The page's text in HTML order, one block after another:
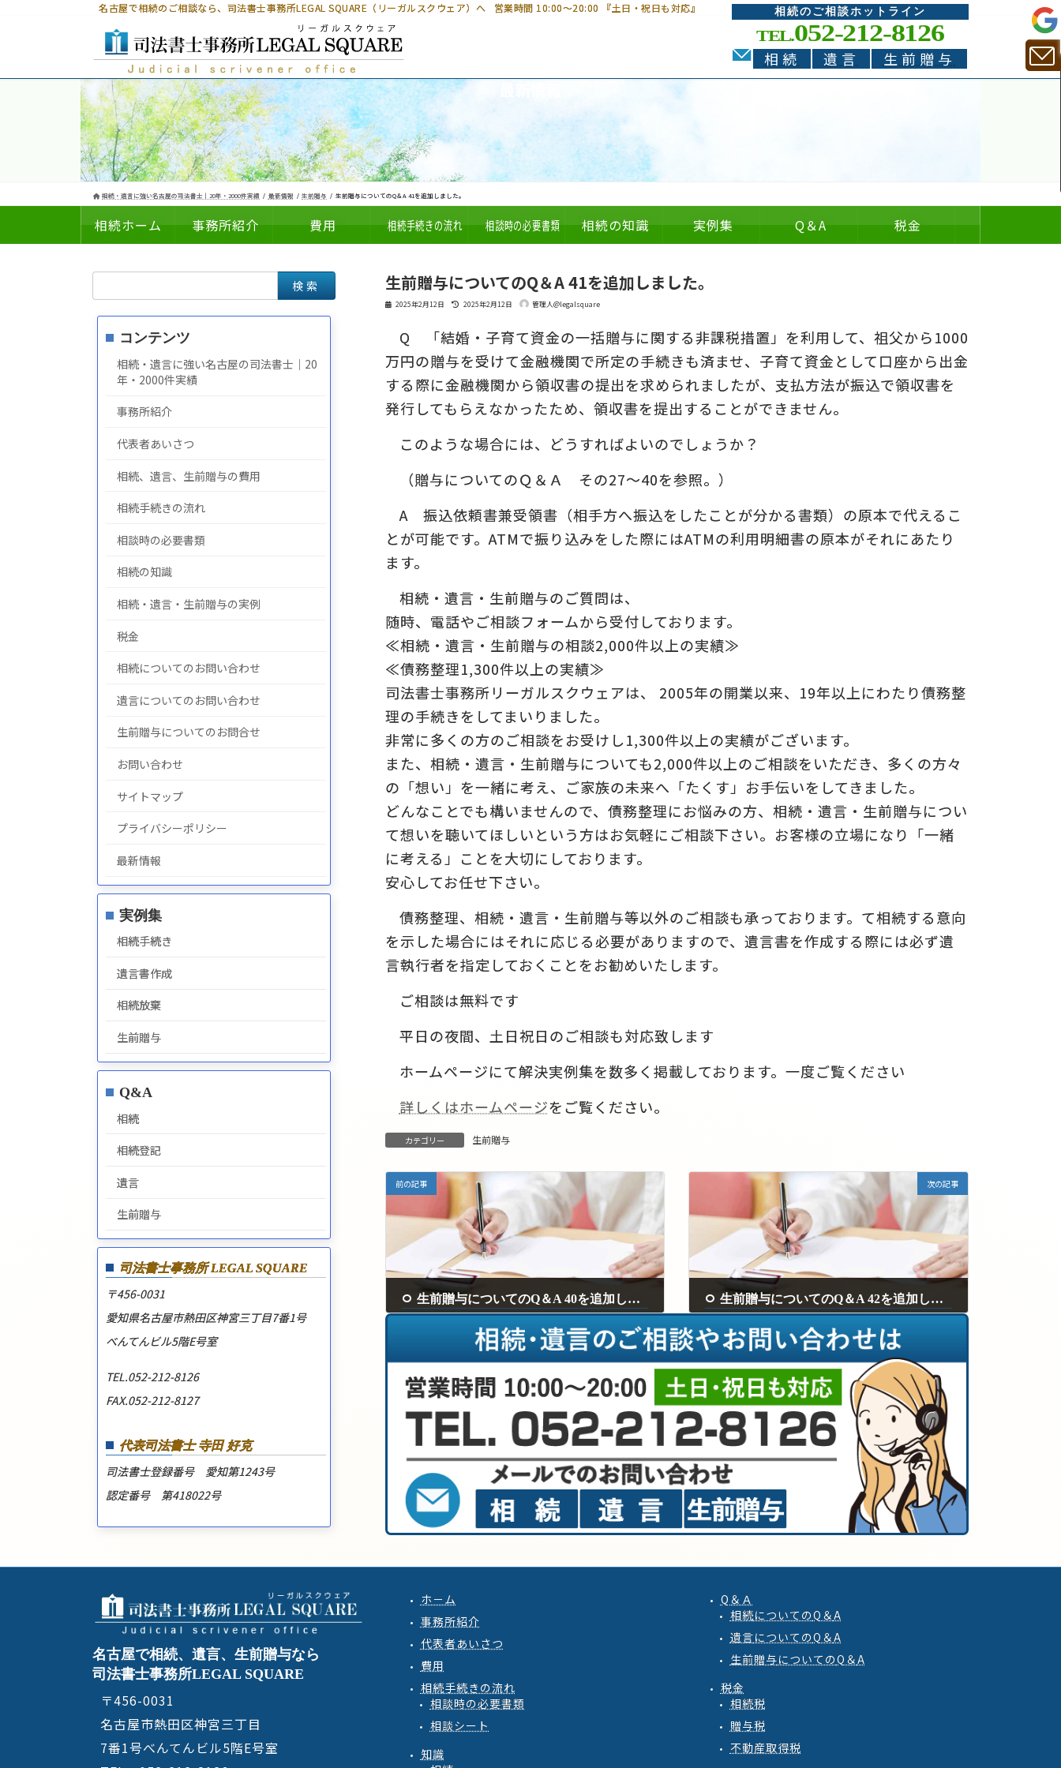
名古屋で相続のご相談なら、 司法書士事務所LEGAL SQUARE（リーガルスクウェア）へ営業時間 10:00～20:00 『土日・祝日も対応』 相続のご相談ホットライン
TEL.052-212-8126
相続 遺言 生前贈与
相続・遺言に強い名古屋の司法書士｜20年・2000件実績 最新情報 生前贈与 生前贈与についてのQ＆A 41を追加しました。
相続ホーム 事務所紹介 費用 相続手続きの流れ 相談時の必要書類 相続の知識
についての
についての
実例集
の
の
Q＆A 税金
生前贈与についてのQ＆A 41を追加しました。
2025年2月12日
最
新
日
時
:
2025年2月12日 管理人@legalsquare
Q 「結婚・子育て資金の一括贈与に関する非課税措置」を利用して、祖父から1000
万円の贈与を受けて金融機関で所定の手続きも済ませ、子育て資金として口座から出金
する際に金融機関から領収書の提出を求められましたが、支払方法が振込で領収書を
発行してもらえなかったため、領収書を提出することができません。
このような場合には、どうすればよいのでしょうか？
（贈与についてのＱ＆Ａ その27～40を参照。）
A 振込依頼書兼受領書（相手方へ振込をしたことが分かる書類）の原本で代えるこ
とが可能です。ATMで振り込みをした際にはATMの利用明細書の原本がそれにあたり
ます。
相続・遺言・生前贈与のご質問は、
随時、電話やご相談フォームから受付しております。
≪相続・遺言・生前贈与の相談2,000件以上の実績≫
≪債務整理1,300件以上の実績≫
司法書士事務所リーガルスクウェアは、 2005年の開業以来、19年以上にわたり債務整
理の手続きをしてまいりました。
非常に多くの方のご相談をお受けし1,300件以上の実績がございます。
また、相続・遺言・生前贈与についても2,000件以上のご相談をいただき、多くの方々
の「想い」を一緒に考え、ご家族の未来へ「たくす」お手伝いをしてきました。
どんなことでも構いませんので、債務整理にお悩みの方、相続・遺言・生前贈与につい
て想いを聴いてほしいという方はお気軽にご相談下さい。お客様の立場になり「一緒
に考える」ことを大切にしております。
安心してお任せ下さい。
債務整理、相続・遺言・生前贈与等以外のご相談も承っております。て相続する意向
を示した場合にはそれに応じる必要がありますので、遺言書を作成する際には必ず遺
言執行者を指定しておくことをお勧めいたします。
ご相談は無料です
平日の夜間、土日祝日のご相談も対応致します
ホームページにて解決実例集を数多く掲載しております。一度ご覧ください
詳しくはホームページをご覧ください。
カテゴリー 生前贈与
前の記事
生前贈与についてのQ＆A 40を追加しました。
次の記事
生前贈与についてのQ＆A 42を追加しました。
2025年2月14日
索:
コンテンツ
相続・遺言に強い名古屋の司法書士｜20
年・2000件実績
事務所紹介
代表者あいさつ
相続、遺言、生前贈与の費用
相続手続きの流れ
相談時の必要書類
相続の知識
相続・遺言・生前贈与の実例
税金
相続についてのお問い合わせ
遺言についてのお問い合わせ
生前贈与についてのお問合せ
お問い合わせ
サイトマップ
プライバシーポリシー
最新情報
実例集
相続手続き
遺言書作成
相続放棄
生前贈与
Q&A
相続
相続登記
遺言
生前贈与
司法書士事務所LEGAL SQUARE
〒456-0031
愛知県名古屋市熱田区神宮三丁目7番1号
べんてんビル5階E号室
TEL.052-212-8126
FAX.052-212-8127
代表司法書士 寺田 好克
司法書士登録番号 愛知第1243号
認定番号 第418022号
名古屋で相続、遺言、生前贈与なら
司法書士事務所LEGAL SQUARE
〒456-0031
名古屋市熱田区神宮三丁目
7番1号べんてんビル5階E号室
ホ－ム
事務所紹介
代表者あいさつ
費用
相続手続きの流れ
相談時の必要書類
相談シート
知識
Q＆Ａ
相続についてのQ ＆A
遺言についてのQ ＆A
生前贈与についてのQ ＆A
税金
相続税
贈与税
不動産取得税